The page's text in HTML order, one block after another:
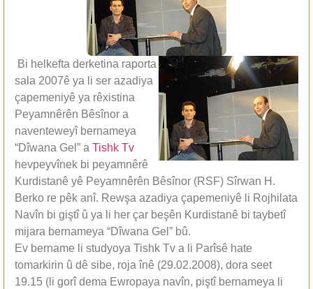
Bi helkefta derketina raporta
sala 2007ê ya li ser azadiya
çapemeniyê ya rêxistina
Peyamnêrên Bêsînor a
naventeweyî bernameya
“Dîwana Gel” a Tishk Tv
hevpeyvînek bi peyamnêrê
Kurdistanê yê Peyamnêrên Bêsînor (RSF) Sîrwan H.
Berko re pêk anî. Rewşa azadiya çapemeniyê li Rojhilata
Navîn bi giştî û ya li her çar beşên Kurdistanê bi taybetî
mijara bernameya “Dîwana Gel” bû.
Ev bername li studyoya Tishk Tv a li Parîsê hate
tomarkirin û dê sibe, roja înê (29.02.2008), dora seet
19.15 (li gorî dema Ewropaya navîn, piştî bernameya li